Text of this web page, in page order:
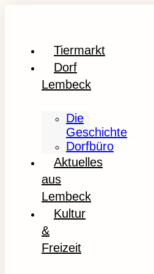
Tiermarkt
Dorf
Lembeck
Die
Geschichte
Dorfbüro
Aktuelles
aus
Lembeck
Kultur
&
Freizeit